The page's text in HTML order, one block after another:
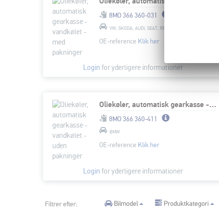
8MO 366 360-031
VW, SKODA, AUDI, SEAT, RENAULT
OE-reference Klik her
Login for yderligere informationer
Oliekøler, automatisk gearkasse - vandkølet - uden pakninger
8MO 366 360-411
BMW
OE-reference Klik her
Login for yderligere informationer
Filtrer efter: Bilmodel Produktkategori